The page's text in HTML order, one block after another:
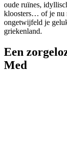
oude ruïnes,
kloosters… of je nu
ongetwijfeld je
griekenland.
Een
Med